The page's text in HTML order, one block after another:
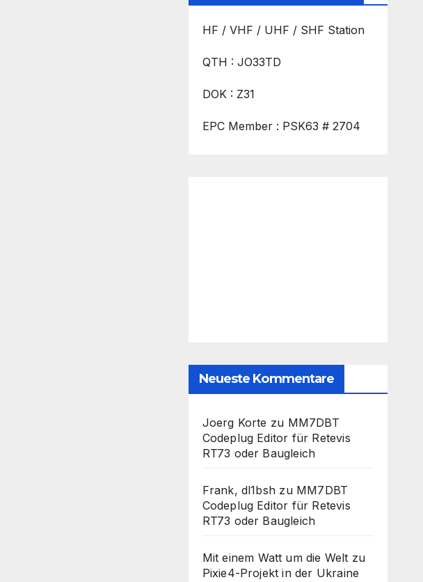
HF / VHF / UHF / SHF Station
QTH : JO33TD
DOK : Z31
EPC Member : PSK63 # 2704
Neueste Kommentare
Joerg Korte zu MM7DBT
Codeplug Editor für Retevis
RT73 oder Baugleich
Frank, dl1bsh zu MM7DBT
Codeplug Editor für Retevis
RT73 oder Baugleich
Mit einem Watt um die Welt zu
Pixie4-Projekt in der Ukraine